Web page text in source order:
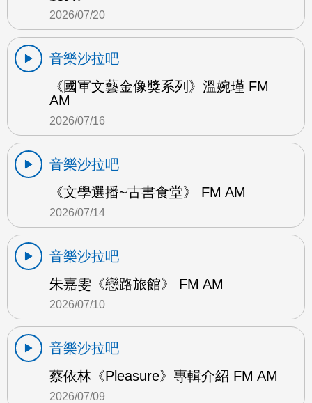
2026/07/20
音樂沙拉吧
《國軍文藝金像獎系列》溫婉瑾 FM
AM
2026/07/16
音樂沙拉吧
《文學選播~古書食堂》 FM AM
2026/07/14
音樂沙拉吧
朱嘉雯《戀路旅館》 FM AM
2026/07/10
音樂沙拉吧
蔡依林《Pleasure》專輯介紹 FM AM
2026/07/09